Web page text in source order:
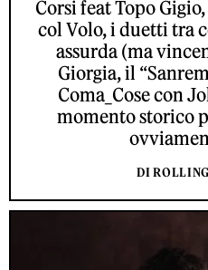
Corsi feat Topo
col Volo, i duetti tra
assurda (ma
Giorgia, il
Coma_Cose con
momento storico
DI